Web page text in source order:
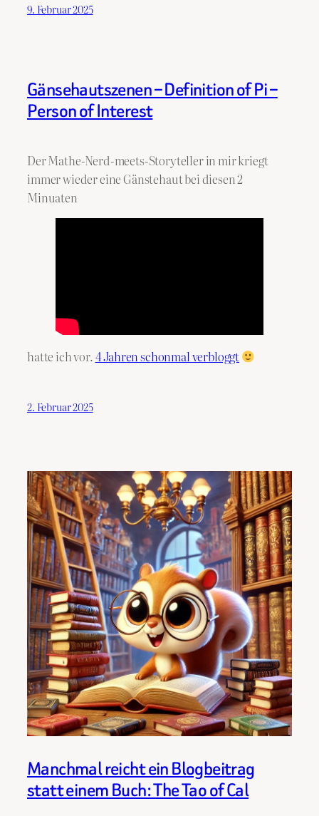
9. Februar 2025
Gänsehautszenen – Definition of Pi –
Person of Interest
Der Mathe-Nerd-meets-Storyteller in mir kriegt
immer wieder eine Gänstehaut bei diesen 2
Minuaten
hatte ich vor.4 Jahren schonmal verbloggt
2. Februar 2025
Manchmal reicht ein Blogbeitrag
statt einem Buch: The Tao of Cal